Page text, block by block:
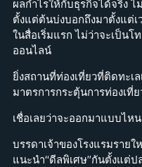
ผลกำไรให้กับธุรกิจได้จริง
ตั้งแต่ต้นบ่งบอกถึงมาตั้งแต่
ในสื่อเริ่มแรก ไม่ว่าจะเป็น
ออนไลน์
ยิ่งสถานที่ท่องเที่ยวที่ติดทะเ
มาตรการกระตุ้นการท่องเที่
เชื่อเลยว่าจะออกมาแบบไ
บรรดาเจ้าของโรงแรมราย
แนะนำ“ดีลพิเศษ”กันตั้งแต่ป